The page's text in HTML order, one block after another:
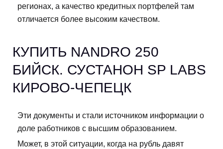
регионах, а качество кредитных портфелей там
отличается более высоким качеством.
КУПИТЬ NANDRO 250
БИЙСК. СУСТАНОН SP LABS
КИРОВО-ЧЕПЕЦК
Эти документы и стали источником информации о
доле работников с высшим образованием.
Может, в этой ситуации, когда на рубль давят